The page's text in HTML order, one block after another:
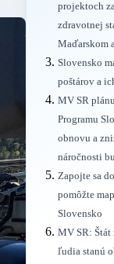
projektoch
zdravotnej
Maďarskom
Slovensko
poštárov a
MV SR
Programu
obnovu a
náročnosti
Zapojte sa
pomôžte
Slovensko
MV SR: Štát
ľudia stanú